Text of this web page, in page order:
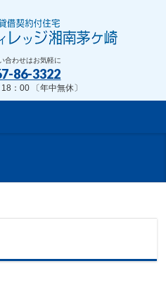
合わせはお気軽に
86-3322
：00 〔年中無休〕